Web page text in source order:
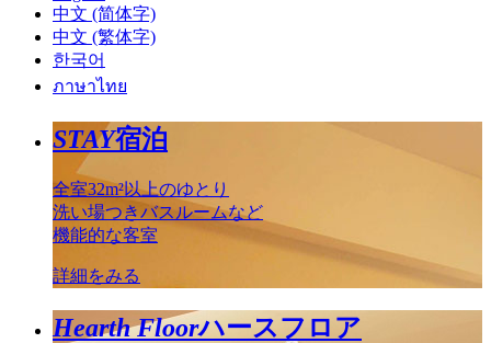
中文 (简体字)
中文 (繁体字)
한국어
ภาษาไทย
STAY宿泊
全室32m²以上のゆとり
洗い場つきバスルームなど
機能的な客室
詳細をみる
Hearth Floorハースフロア